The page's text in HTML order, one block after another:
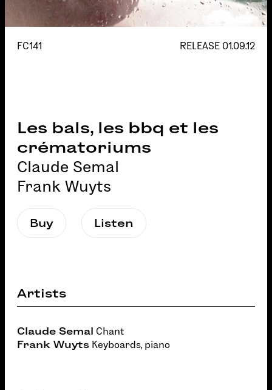
FC141 RELEASE 01.09.12
Les bals, les bbq et les
crématoriums
Claude Semal
Frank Wuyts
Buy Listen
Artists
Claude Semal Chant
Frank Wuyts Keyboards, piano